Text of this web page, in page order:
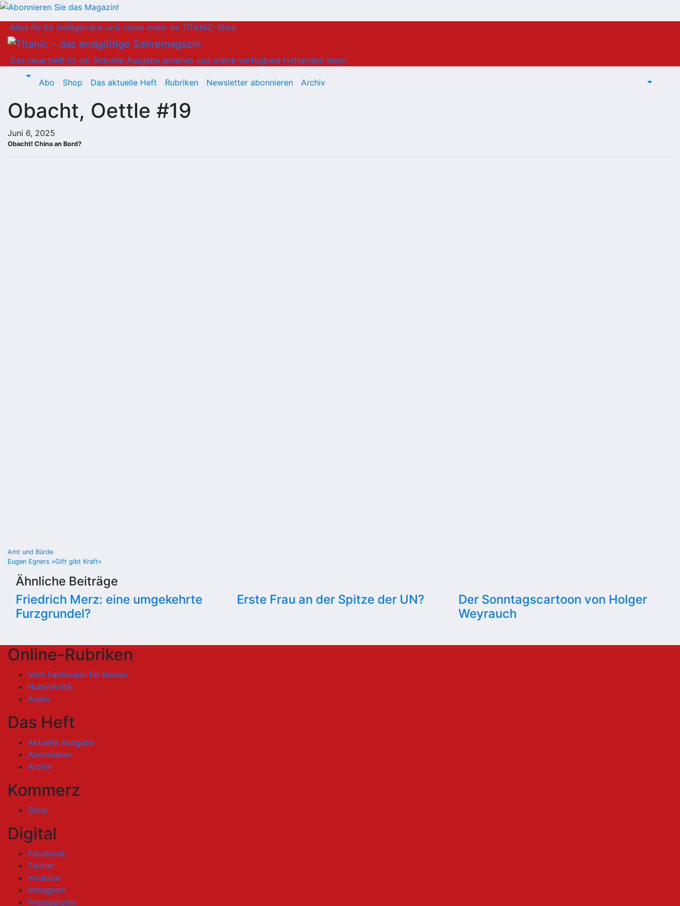
Inhalt
springen
Alles für Ihr Heißgetränk und vieles mehr: im TITANIC-Shop
Das neue Heft ist da! Aktuelle Ausgabe ansehen und online verfügbare Heftartikel lesen.
Abo Shop Das aktuelle Heft Rubriken Newsletter abonnieren Archiv
Obacht, Oettle #19
Juni 6, 2025
Obacht! China an Bord?
Beitragsnavigation
Amt und Bürde
Eugen Egners »Gift gibt Kraft«
Ähnliche Beiträge
Friedrich Merz: eine umgekehrte
Furzgrundel?
Erste Frau an der Spitze der UN?
Der Sonntagscartoon von Holger
Weyrauch
Online-Rubriken
Vom Fachmann für Kenner
Humorkritik
Audio
Das Heft
Aktuelle Ausgabe
Abonnieren
Archiv
Kommerz
Shop
Digital
Facebook
Twitter
Youtube
Instagram
Pressearchiv